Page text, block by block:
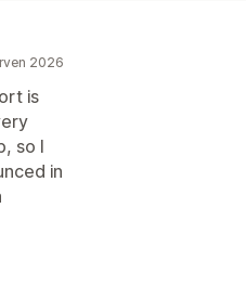
2026
is
so I
in